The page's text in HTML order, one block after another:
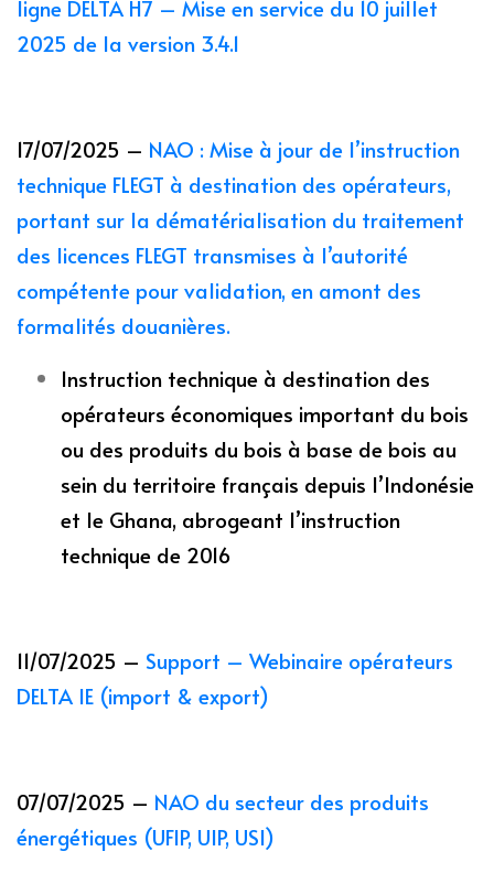
ligne DELTA H7 – Mise en service du 10 juillet
2025 de la version 3.4.1
17/07/2025 – NAO : Mise à jour de l’instruction
technique FLEGT à destination des opérateurs,
portant sur la dématérialisation du traitement
des licences FLEGT transmises à l’autorité
compétente pour validation, en amont des
formalités douanières.
Instruction technique à destination des
opérateurs économiques important du bois
ou des produits du bois à base de bois au
sein du territoire français depuis l’Indonésie
et le Ghana, abrogeant l’instruction
technique de 2016
11/07/2025 – Support – Webinaire opérateurs
DELTA IE (import & export)
07/07/2025 – NAO du secteur des produits
énergétiques (UFIP, UIP, USI)